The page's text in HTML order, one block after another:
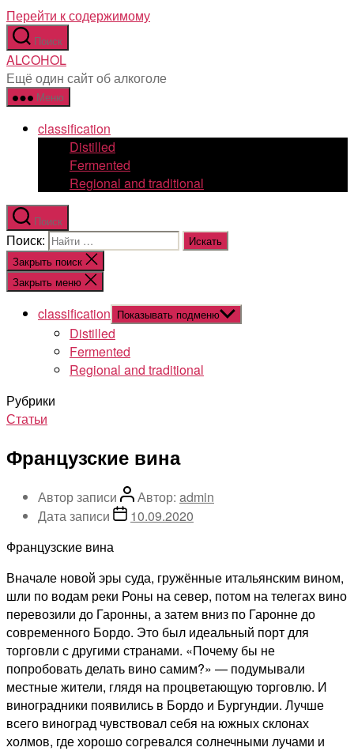
Перейти к содержимому
Поиск
ALCOHOL
Ещё один сайт об алкоголе
Меню
classification
Distilled
Fermented
Regional and traditional
Поиск
Поиск:
Закрыть поиск
Закрыть меню
classification Показывать подменю
Distilled
Fermented
Regional and traditional
Рубрики
Статьи
Французские вина
Автор записи Автор: admin
Дата записи
10.09.2020
Французские вина
Вначале новой эры суда, гружённые итальянским вином,
шли по водам реки Роны на север, потом на телегах вино
перевозили до Гаронны, а затем вниз по Гаронне до
современного Бордо. Это был идеальный порт для
торговли с другими странами. «Почему бы не
попробовать делать вино самим?» — подумывали
местные жители, глядя на процветающую торговлю. И
виноградники появились в Бордо и Бургундии. Лучше
всего виноград чувствовал себя на южных склонах
холмов, где хорошо согревался солнечными лучами и